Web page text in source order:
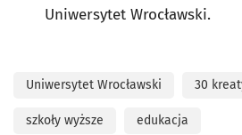
Uniwersytet Wrocławski.
Uniwersytet Wrocławski 30
szkoły wyższe edukacja